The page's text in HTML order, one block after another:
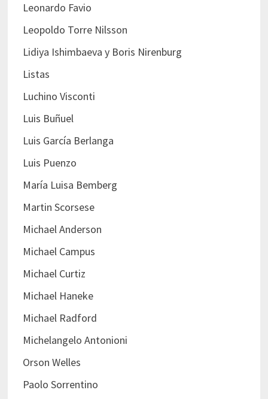
Leonardo Favio
Leopoldo Torre Nilsson
Lidiya Ishimbaeva y Boris Nirenburg
Listas
Luchino Visconti
Luis Buñuel
Luis García Berlanga
Luis Puenzo
María Luisa Bemberg
Martin Scorsese
Michael Anderson
Michael Campus
Michael Curtiz
Michael Haneke
Michael Radford
Michelangelo Antonioni
Orson Welles
Paolo Sorrentino